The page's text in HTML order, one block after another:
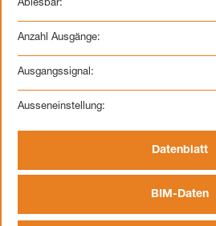
Ablesbar:
Anzahl Ausgänge:
Ausgangssignal:
Ausseneinstellung:
Datenblatt
BIM-Daten